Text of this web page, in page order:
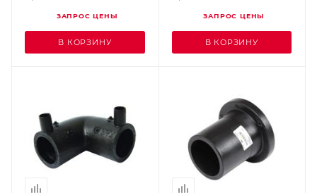
ЗАПРОС ЦЕНЫ
В КОРЗИНУ
ЗАПРОС ЦЕНЫ
В КОРЗИНУ